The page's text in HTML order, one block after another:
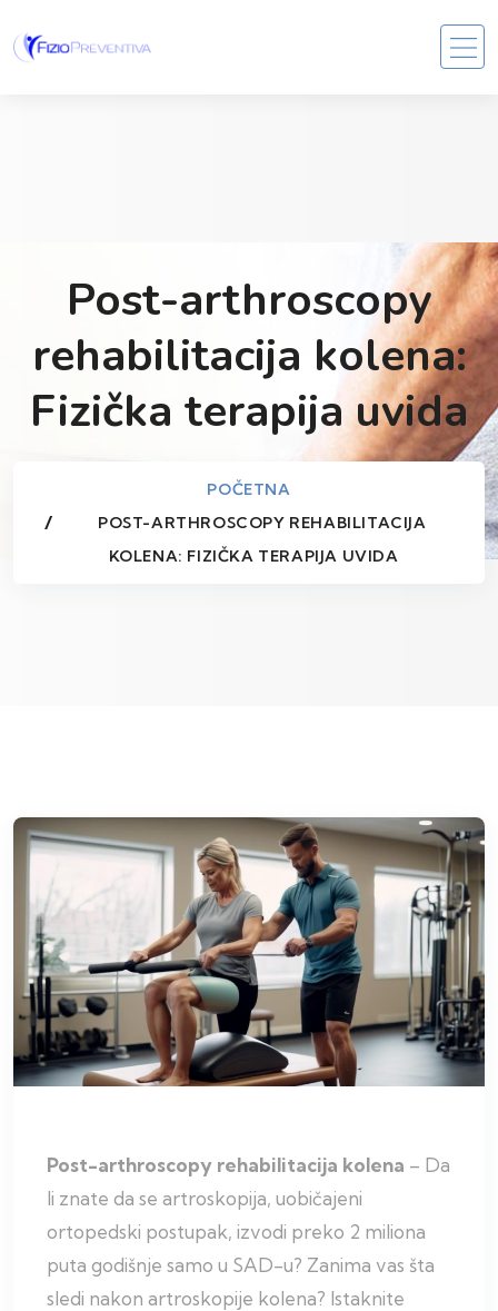
Post-arthroscopy
rehabilitacija kolena:
Fizička terapija uvida
POČETNA
POST-ARTHROSCOPY REHABILITACIJA
KOLENA: FIZIČKA TERAPIJA UVIDA
Post-arthroscopy rehabilitacija kolena – Da
li znate da se artroskopija, uobičajeni
ortopedski postupak, izvodi preko 2 miliona
puta godišnje samo u SAD-u? Zanima vas šta
sledi nakon artroskopije kolena? Istaknite